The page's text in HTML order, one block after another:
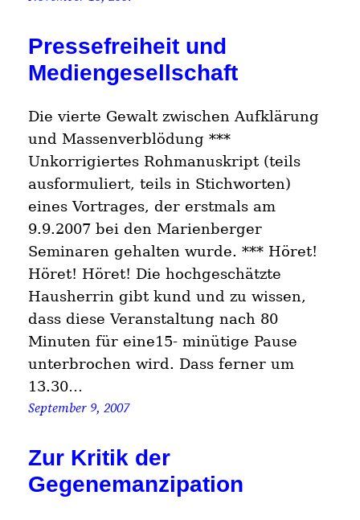
Pressefreiheit und
Mediengesellschaft
Die vierte Gewalt zwischen Aufklärung
und Massenverblödung ***
Unkorrigiertes Rohmanuskript (teils
ausformuliert, teils in Stichworten)
eines Vortrages, der erstmals am
9.9.2007 bei den Marienberger
Seminaren gehalten wurde. *** Höret!
Höret! Höret! Die hochgeschätzte
Hausherrin gibt kund und zu wissen,
dass diese Veranstaltung nach 80
Minuten für eine15- minütige Pause
unterbrochen wird. Dass ferner um
13.30…
September 9, 2007
Zur Kritik der
Gegenemanzipation